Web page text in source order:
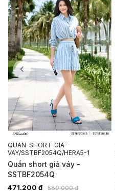
QUAN-SHORT-GIA-
VAY/SSTBF2054Q/HERA5-1
Quần short giả váy -
SSTBF2054Q
471.200 đ 589.000 đ